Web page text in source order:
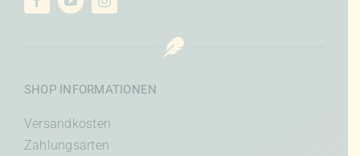
SHOP INFORMATIONEN
Versandkosten
Zahlungsarten